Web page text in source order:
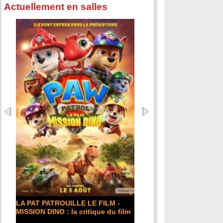
Actuellement en salles
LA PAT PATROUILLE LE FILM -
MISSION DINO : la critique du film